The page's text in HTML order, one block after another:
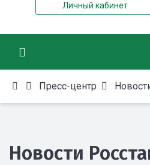
Личный кабинет
Пресс-центр
Новости